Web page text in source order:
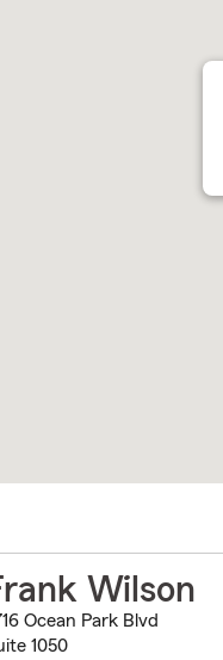
Wilson
Ocean Park Blvd
1050